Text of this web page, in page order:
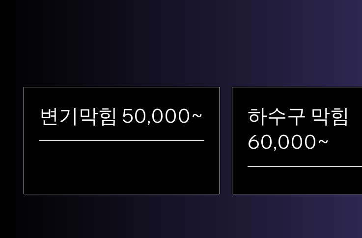
변기막힘 50,000~
하수구 막힘
60,000~